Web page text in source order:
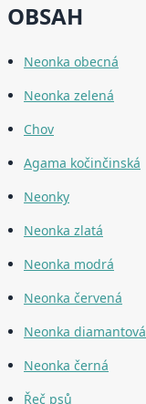
OBSAH
Neonka obecná
Neonka zelená
Chov
Agama kočinčinská
Neonky
Neonka zlatá
Neonka modrá
Neonka červená
Neonka diamantová
Neonka černá
Řeč psů